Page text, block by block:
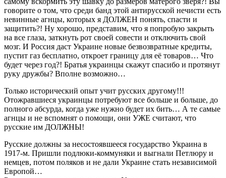
говорите о том, что среди банд этой антирусской нечисти есть
невинные агнцы, которых я ДОЛЖЕН понять, спасти и
защитить?! Ну хорошо, представим, что я попробую закрыть
на все глаза, заткнуть рот своей совести и отключить свой
мозг. И Россия даст Украине новые безвозвратные кредиты,
пустит газ бесплатно, откроет границу для её товаров… Что
будет через год?! Братья украинцы скажут спасибо и протянут
руку дружбы? Вполне возможно…
Только исторический опыт учит русских другому!!!
Отожравшиеся украинцы потребуют все больше и больше, до
полного абсурда, когда уже нужно будет их бить… А те самые
агнцы и не вспомнят о помощи, они УЖЕ считают, что
русские им ДОЛЖНЫ!
Русские должны за несостоявшееся государство Украина в
1917-м. Пришли подлюки-коммуняки и выгнали Петлюру и
немцев, потом поляков и не дали Украине стать независимой
Европой…